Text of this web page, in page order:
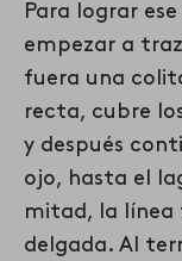
Para lograr
empezar a
fuera una
recta, cubre
y después
ojo, hasta el
mitad, la línea
delgada. Al